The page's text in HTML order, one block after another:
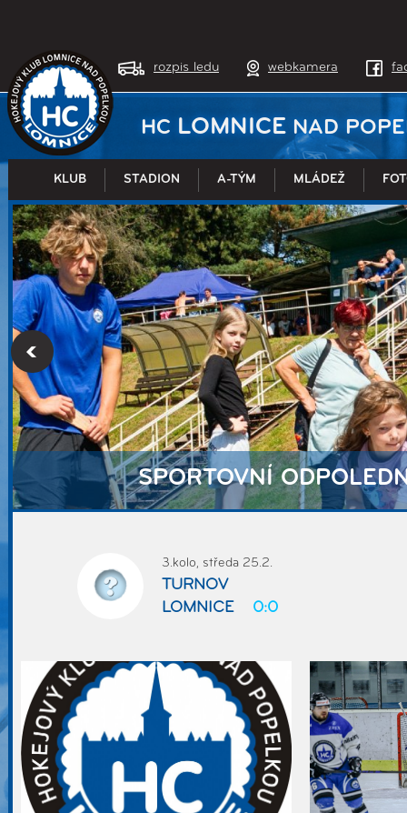
rozpis ledu webkamera
HC LOMNICE NAD
KLUB STADION A-TÝM MLÁDEŽ
SPORTOVNÍ
3.kolo, středa 25.2.
TURNOV
LOMNICE
0:0